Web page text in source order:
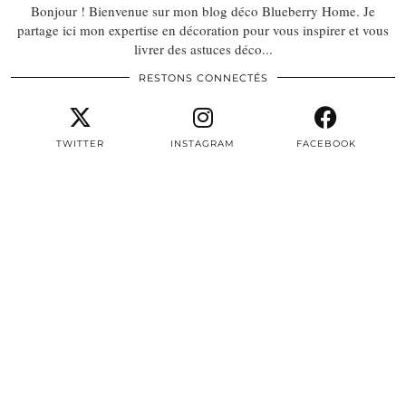
Bonjour ! Bienvenue sur mon blog déco Blueberry Home. Je
partage ici mon expertise en décoration pour vous inspirer et vous
livrer des astuces déco...
RESTONS CONNECTÉS
TWITTER INSTAGRAM FACEBOOK